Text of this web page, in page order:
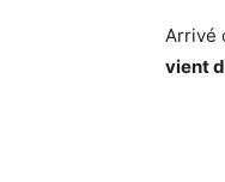
Arrivé
vient